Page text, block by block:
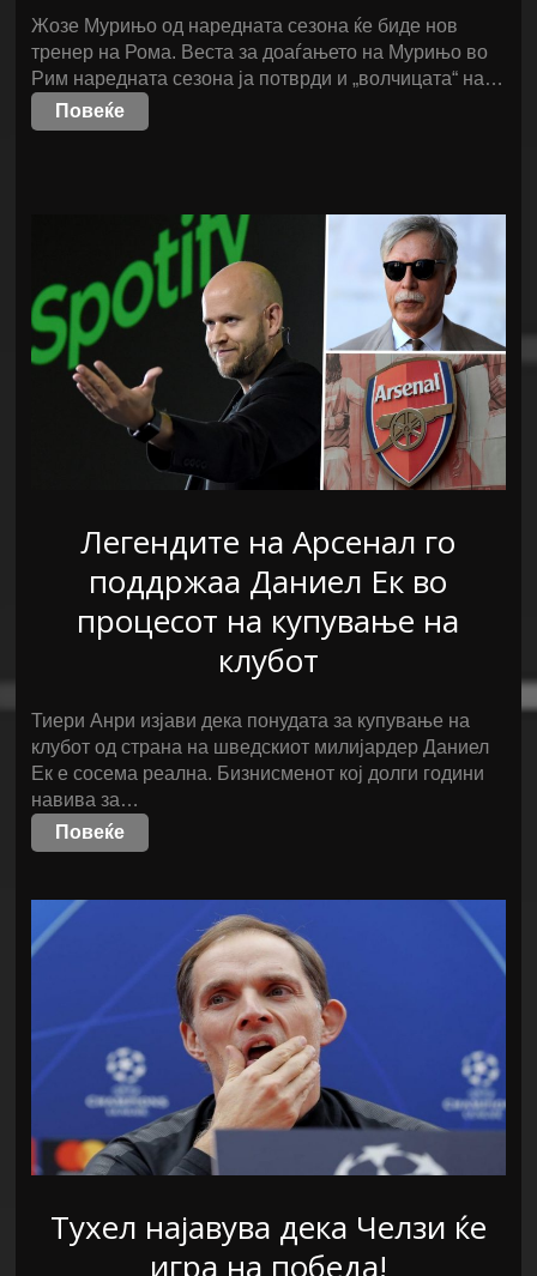
Жозе Мурињо од наредната сезона ќе биде нов
тренер на Рома. Веста за доаѓањето на Мурињо во
Рим наредната сезона ја потврди и „волчицата“ на…
Повеќе
Легендите на Арсенал го
поддржаа Даниел Ек во
процесот на купување на
клубот
Тиери Анри изјави дека понудата за купување на
клубот од страна на шведскиот милијардер Даниел
Ек е сосема реална. Бизнисменот кој долги години
навива за…
Повеќе
Тухел најавува дека Челзи ќе
игра на победа!